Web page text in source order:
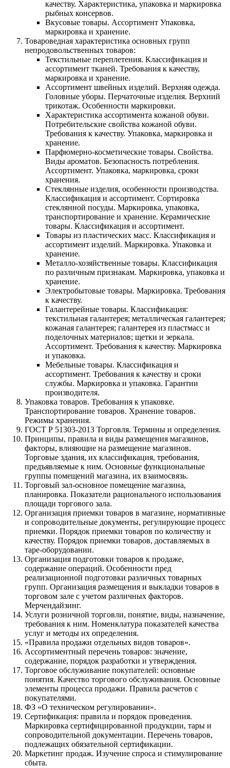
качеству. Характеристика, упаковка и маркировка
рыбных консервов.
Вкусовые товары. Ассортимент Упаковка,
маркировка и хранение.
Товароведная характеристика основных групп
непродовольственных товаров:
Текстильные переплетения. Классификация и
ассортимент тканей. Требования к качеству,
маркировка и хранение.
Ассортимент швейных изделий. Верхняя одежда.
Головные уборы. Перчаточные изделия. Верхний
трикотаж. Особенности маркировки.
Характеристика ассортимента кожаной обуви.
Потребительские свойства кожаной обуви.
Требования к качеству. Упаковка, маркировка и
хранение.
Парфюмерно-косметические товары. Свойства.
Виды ароматов. Безопасность потребления.
Ассортимент. Упаковка, маркировка, сроки
хранения.
Стеклянные изделия, особенности производства.
Классификация и ассортимент. Сортировка
стеклянной посуды. Маркировка, упаковка,
транспортирование и хранение. Керамические
товары. Классификация и ассортимент.
Товары из пластических масс. Классификация и
ассортимент изделий. Маркировка. Упаковка и
хранение.
Металло-хозяйственные товары. Классификация
по различным признакам. Маркировка, упаковка и
хранение.
Электробытовые товары. Маркировка. Требования
к качеству.
Галантерейные товары. Классификация:
текстильная галантерея; металлическая галантерея;
кожаная галантерея; галантерея из пластмасс и
поделочных материалов; щетки и зеркала.
Ассортимент. Требования к качеству. Маркировка
и упаковка.
Мебельные товары. Классификация и
ассортимент. Требования к качеству и сроки
службы. Маркировка и упаковка. Гарантии
производителя.
Упаковка товаров. Требования к упаковке.
Транспортирование товаров. Хранение товаров.
Режимы хранения.
ГОСТ Р 51303-2013 Торговля. Термины и определения.
Принципы, правила и виды размещения магазинов,
факторы, влияющие на размещение магазинов.
Торговые здания, их классификация, требования,
предъявляемые к ним. Основные функциональные
группы помещений магазина, их взаимосвязь.
Торговый зал-основное помещение магазина,
планировка. Показатели рационального использования
площади торгового зала.
Организация приемки товаров в магазине, нормативные
и сопроводительные документы, регулирующие процесс
приемки. Порядок приемки товаров по количеству и
качеству. Порядок приемки товаров, доставляемых в
таре-оборудовании.
Организация подготовки товаров к продаже,
содержание операций. Особенности пред
реализационной подготовки различных товарных
групп. Организация размещения и выкладки товаров в
торговом зале с учетом различных факторов.
Мерчендайзинг.
Услуги розничной торговли, понятие, виды, назначение,
требования к ним. Номенклатура показателей качества
услуг и методы их определения.
«Правила продажи отдельных видов товаров».
Ассортиментный перечень товаров: значение,
содержание, порядок разработки и утверждения.
Торговое обслуживание покупателей: основные
понятия. Качество торгового обслуживания. Основные
элементы процесса продажи. Правила расчетов с
покупателями.
ФЗ «О техническом регулировании».
Сертификация: правила и порядок проведения.
Маркировка сертифицированной продукции, тары и
сопроводительной документации. Перечень товаров,
подлежащих обязательной сертификации.
Маркетинг продаж. Изучение спроса и стимулирование
сбыта.